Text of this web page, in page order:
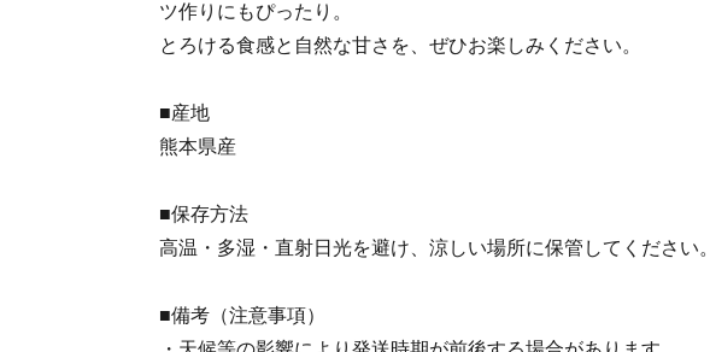
ツ作りにもぴったり。
とろける食感と自然な甘さを、ぜひお楽しみください。
■産地
熊本県産
■保存方法
高温・多湿・直射日光を避け、涼しい場所に保管してください。
■備考（注意事項）